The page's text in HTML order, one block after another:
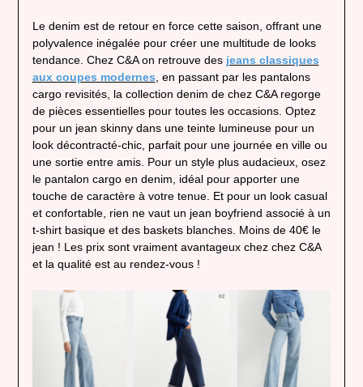
Le denim est de retour en force cette saison, offrant une
polyvalence inégalée pour créer une multitude de looks
tendance. Chez C&A on retrouve des jeans classiques
aux coupes modernes , en passant par les pantalons
cargo revisités, la collection denim de chez C&A regorge
de pièces essentielles pour toutes les occasions. Optez
pour un jean skinny dans une teinte lumineuse pour un
look décontracté-chic, parfait pour une journée en ville ou
une sortie entre amis. Pour un style plus audacieux, osez
le pantalon cargo en denim, idéal pour apporter une
touche de caractère à votre tenue. Et pour un look casual
et confortable, rien ne vaut un jean boyfriend associé à un
t-shirt basique et des baskets blanches. Moins de 40€ le
jean ! Les prix sont vraiment avantageux chez chez C&A
et la qualité est au rendez-vous !